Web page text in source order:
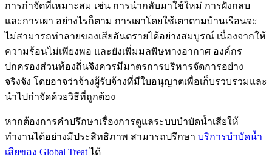
การกำจัดที่เหมาะสม เช่น การนำกลับมาใช้ใหม่ การฝังกลบ
และการเผา อย่างไรก็ตาม การเผาโดยใช้เตาตามบ้านเรือนจะ
ไม่สามารถทำลายของเสียอันตรายได้อย่างสมบูรณ์ เนื่องจากให้
ความร้อนไม่เพียงพอ และยังเพิ่มมลพิษทางอากาศ องค์กร
ปกครองส่วนท้องถิ่นจึงควรมีมาตรการบริหารจัดการอย่าง
จริงจัง โดยอาจว่าจ้างผู้รับจ้างที่มีใบอนุญาตเพื่อเก็บรวบรวมและ
นำไปกำจัดด้วยวิธีที่ถูกต้อง
หากต้องการคำปรึกษาเรื่องการดูแลระบบบำบัดน้ำเสียให้
ทำงานได้อย่างมีประสิทธิภาพ สามารถปรึกษา บริการบำบัดน้ำ
เสียของ Global Treatได้